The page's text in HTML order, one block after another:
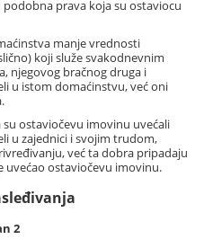
prava koja su ostaviocu
manje vrednosti
koji služe svakodnevnim
njegovog bračnog druga i
u istom domaćinstvu, već oni
ostaviočevu imovinu uvećali
u zajednici i svojim trudom,
već ta dobra pripadaju
uvećao ostaviočevu imovinu.
2